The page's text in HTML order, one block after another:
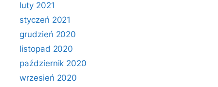
luty 2021
styczeń 2021
grudzień 2020
listopad 2020
październik 2020
wrzesień 2020